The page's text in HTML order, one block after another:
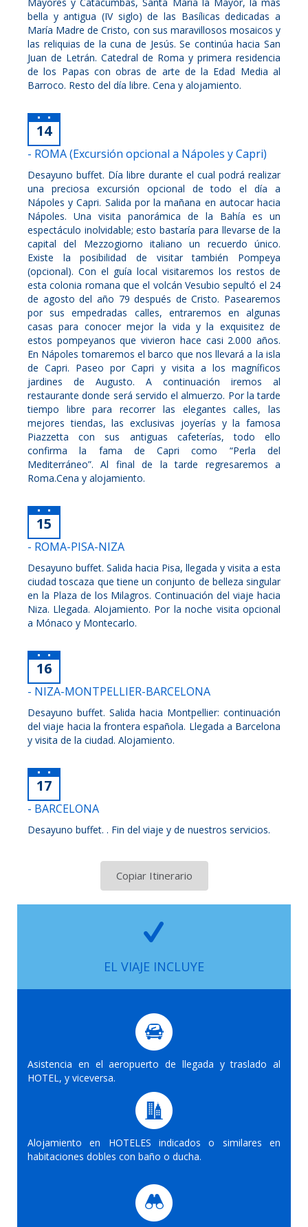
bella y antigua (IV siglo) de las Basílicas dedicadas a
María Madre de Cristo, con sus maravillosos mosaicos y
las reliquias de la cuna de Jesús. Se continúa hacia San
Juan de Letrán. Catedral de Roma y primera residencia
de los Papas con obras de arte de la Edad Media al
Barroco. Resto del día libre. Cena y alojamiento.
14
- ROMA (Excursión opcional a Nápoles y Capri)
Desayuno buffet. Día libre durante el cual podrá realizar
una preciosa excursión opcional de todo el día a
Nápoles y Capri. Salida por la mañana en autocar hacia
Nápoles. Una visita panorámica de la Bahía es un
espectáculo inolvidable; esto bastaría para llevarse de la
capital del Mezzogiorno italiano un recuerdo único.
Existe la posibilidad de visitar también Pompeya
(opcional). Con el guía local visitaremos los restos de
esta colonia romana que el volcán Vesubio sepultó el 24
de agosto del año 79 después de Cristo. Pasearemos
por sus empedradas calles, entraremos en algunas
casas para conocer mejor la vida y la exquisitez de
estos pompeyanos que vivieron hace casi 2.000 años.
En Nápoles tomaremos el barco que nos llevará a la isla
de Capri. Paseo por Capri y visita a los magníficos
jardines de Augusto. A continuación iremos al
restaurante donde será servido el almuerzo. Por la tarde
tiempo libre para recorrer las elegantes calles, las
mejores tiendas, las exclusivas joyerías y la famosa
Piazzetta con sus antiguas cafeterías, todo ello
confirma la fama de Capri como “Perla del
Mediterráneo”. Al final de la tarde regresaremos a
Roma.Cena y alojamiento.
15
- ROMA-PISA-NIZA
Desayuno buffet. Salida hacia Pisa, llegada y visita a esta
ciudad toscaza que tiene un conjunto de belleza singular
en la Plaza de los Milagros. Continuación del viaje hacia
Niza. Llegada. Alojamiento. Por la noche visita opcional
a Mónaco y Montecarlo.
16
- NIZA-MONTPELLIER-BARCELONA
Desayuno buffet. Salida hacia Montpellier: continuación
del viaje hacia la frontera española. Llegada a Barcelona
y visita de la ciudad. Alojamiento.
17
- BARCELONA
Desayuno buffet. . Fin del viaje y de nuestros servicios.
Copiar Itinerario
EL VIAJE INCLUYE
Asistencia en el aeropuerto de llegada y traslado al
HOTEL, y viceversa.
Alojamiento en HOTELES indicados o similares en
habitaciones dobles con baño o ducha.